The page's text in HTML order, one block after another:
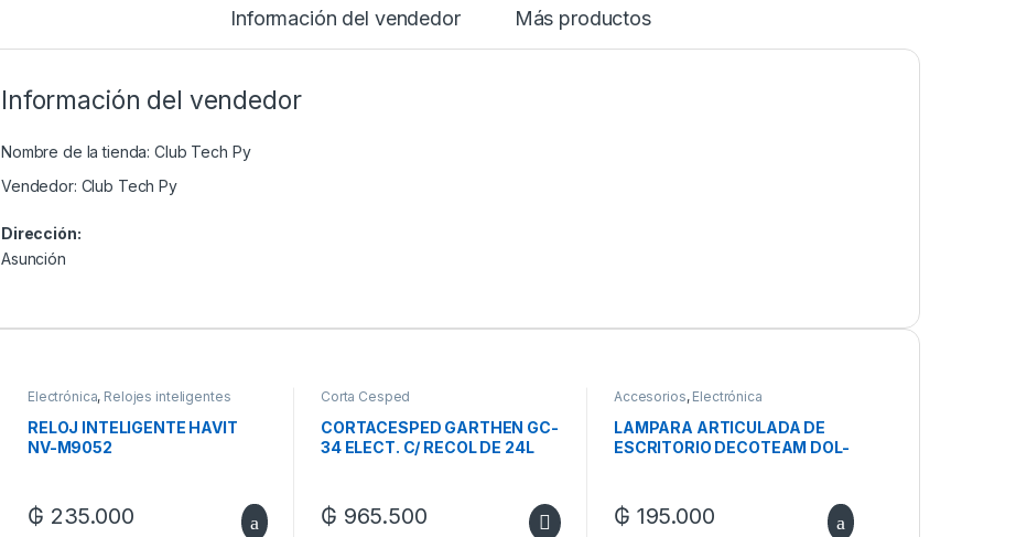
Información del vendedor Más productos
Información del vendedor
Nombre de la tienda: Club Tech Py
Vendedor: Club Tech Py
Dirección:
Asunción
Electrónica, Relojes inteligentes
RELOJ INTELIGENTE HAVIT
NV-M9052
₲ 235.000
Corta Cesped
CORTACESPED GARTHEN GC-
34 ELECT. C/ RECOL DE 24L
340mm
₲ 965.500
Accesorios, Electrónica
LAMPARA ARTICULADA DE
ESCRITORIO DECOTEAM DOL-
₲ 195.000